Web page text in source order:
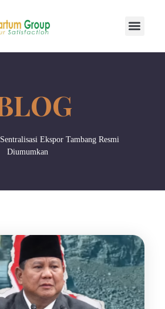
Sentralisasi Ekspor Tambang Resmi
Diumumkan